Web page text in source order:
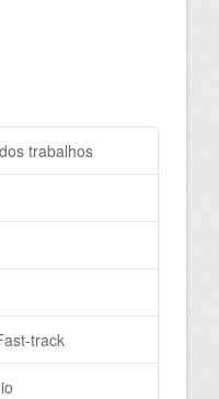
trabalhos
track